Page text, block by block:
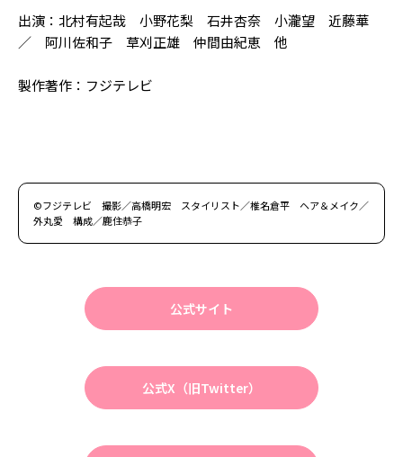
出演：北村有起哉 小野花梨 石井杏奈 小瀧望 近藤華
／ 阿川佐和子 草刈正雄 仲間由紀恵 他
製作著作：フジテレビ
©フジテレビ 撮影／高橋明宏 スタイリスト／椎名倉平 ヘア＆メイク／
外丸愛 構成／鹿住恭子
公式サイト
公式X（旧Twitter）